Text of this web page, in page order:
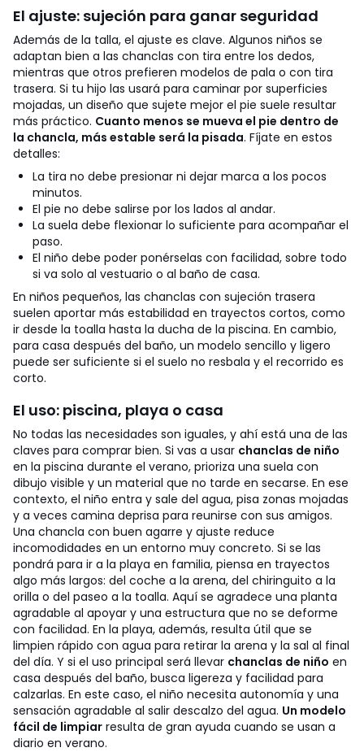
El ajuste: sujeción para ganar seguridad
Además de la talla, el ajuste es clave. Algunos niños se
adaptan bien a las chanclas con tira entre los dedos,
mientras que otros prefieren modelos de pala o con tira
trasera. Si tu hijo las usará para caminar por superficies
mojadas, un diseño que sujete mejor el pie suele resultar
más práctico. Cuanto menos se mueva el pie dentro de
la chancla, más estable será la pisada. Fíjate en estos
detalles:
La tira no debe presionar ni dejar marca a los pocos
minutos.
El pie no debe salirse por los lados al andar.
La suela debe flexionar lo suficiente para acompañar el
paso.
El niño debe poder ponérselas con facilidad, sobre todo
si va solo al vestuario o al baño de casa.
En niños pequeños, las chanclas con sujeción trasera
suelen aportar más estabilidad en trayectos cortos, como
ir desde la toalla hasta la ducha de la piscina. En cambio,
para casa después del baño, un modelo sencillo y ligero
puede ser suficiente si el suelo no resbala y el recorrido es
corto.
El uso: piscina, playa o casa
No todas las necesidades son iguales, y ahí está una de las
claves para comprar bien. Si vas a usar chanclas de niño
en la piscina durante el verano, prioriza una suela con
dibujo visible y un material que no tarde en secarse. En ese
contexto, el niño entra y sale del agua, pisa zonas mojadas
y a veces camina deprisa para reunirse con sus amigos.
Una chancla con buen agarre y ajuste reduce
incomodidades en un entorno muy concreto. Si se las
pondrá para ir a la playa en familia, piensa en trayectos
algo más largos: del coche a la arena, del chiringuito a la
orilla o del paseo a la toalla. Aquí se agradece una planta
agradable al apoyar y una estructura que no se deforme
con facilidad. En la playa, además, resulta útil que se
limpien rápido con agua para retirar la arena y la sal al final
del día. Y si el uso principal será llevar chanclas de niño en
casa después del baño, busca ligereza y facilidad para
calzarlas. En este caso, el niño necesita autonomía y una
sensación agradable al salir descalzo del agua. Un modelo
fácil de limpiar resulta de gran ayuda cuando se usan a
diario en verano.